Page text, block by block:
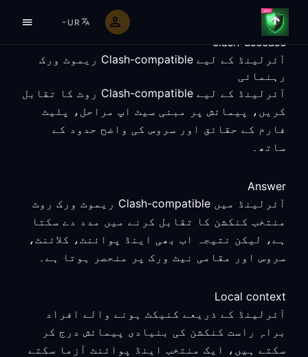
UR
clash-usecase
آئرلینڈ کے لیے Clash-compatible ریموٹ ورک
رہنمائی
آئرلینڈ کے لیے Clash-compatible روٹ کا تقابل
کریں، پیمائش پر مبنی سیٹ اپ مراحل، پلیٹ
فارم کے حقائق اور سروس کی واضح حدود کے
ساتھ۔
Answer
آئرلینڈ میں Clash-compatible ریموٹ ورک روٹ
منتخب کنکشن کا تقابل کرنے میں مدد دے سکتا
ہے، لیکن نتیجہ اب بھی اینڈ پوائنٹ، کلائنٹ،
سروس اور مقامی نیٹ ورک پر منحصر ہوتا ہے۔
Local context
آئرلینڈ کے ذریعے کنیکٹ ہونے والے افراد
براہِ راست کنکشن کی بنیادی پیمائش درج کر
سکتے ہیں، ایک منتخب اینڈ پوائنٹ آزما سکتے